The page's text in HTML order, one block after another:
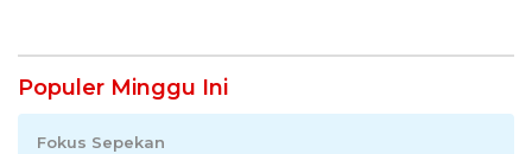
Populer Minggu Ini
Fokus Sepekan